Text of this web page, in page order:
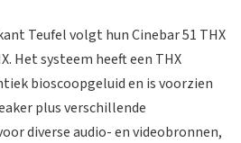
Teufel volgt hun Cinebar 51 THX
Het systeem heeft een THX
bioscoopgeluid en is voorzien
plus verschillende
diverse audio- en videobronnen,